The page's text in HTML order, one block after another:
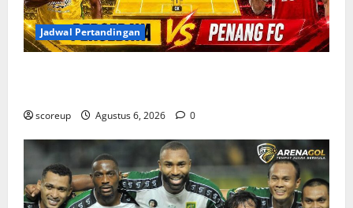
Jadwal Pertandingan
scoreup Agustus 6, 2026 0